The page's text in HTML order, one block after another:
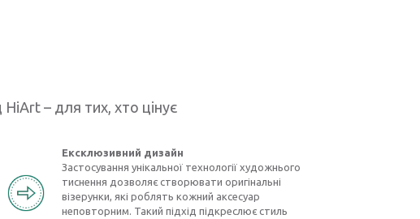
– для тих, хто цінує
Ексклюзивний дизайн
Застосування унікальної технології художнього
тиснення дозволяє створювати оригінальні
візерунки, які роблять кожний аксесуар
неповторним. Такий підхід підкреслює стиль